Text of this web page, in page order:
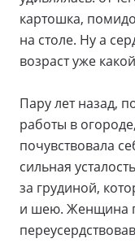
картошка,
на столе. Ну а
возраст уже
Пару лет назад,
работы в
почувствовала
сильная
за грудиной,
и шею. Женщина